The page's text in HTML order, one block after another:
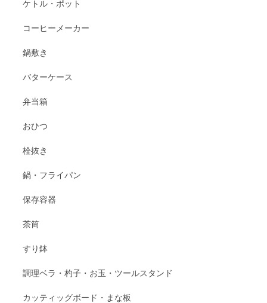
ケトル・ポット
コーヒーメーカー
鍋敷き
バターケース
弁当箱
おひつ
栓抜き
鍋・フライパン
保存容器
茶筒
すり鉢
調理ベラ・杓子・お玉・ツールスタンド
カッティッグボード・まな板